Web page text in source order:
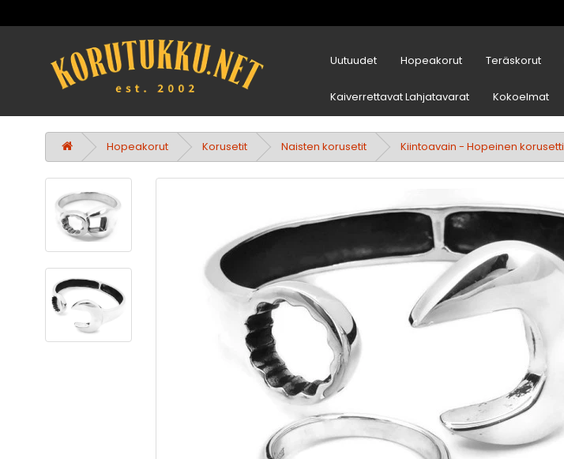
Uutuudet Hopeakorut Teräskorut
Kaiverrettavat Lahjatavarat Kokoelmat
Hopeakorut Korusetit Naisten korusetit Kiintoavain - Hopeinen korusetti